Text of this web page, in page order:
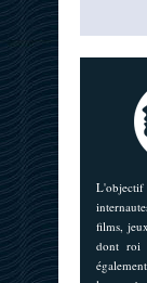
films,
dont roi